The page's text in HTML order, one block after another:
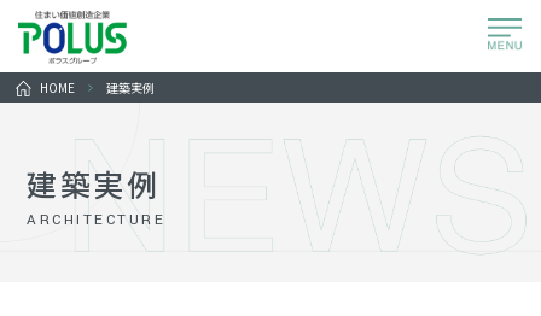
HOME 建築実例
建築実例
ARCHITECTURE